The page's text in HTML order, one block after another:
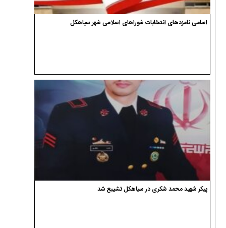
اسامی نامزدهای انتخابات شوراهای اسلامی شهر سیاهکل
پیکر شهید محمد شکری در سیاهکل تشییع شد